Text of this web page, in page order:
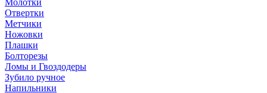
Молотки
Отвертки
Метчики
Ножовки
Плашки
Болторезы
Ломы и Гвоздодеры
Зубило ручное
Напильники